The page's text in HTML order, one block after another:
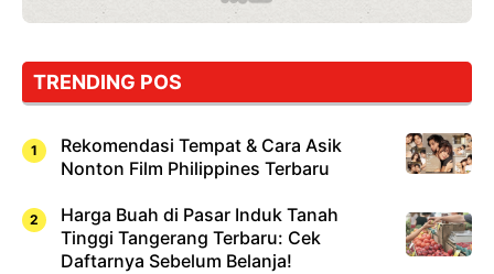
TRENDING POS
Rekomendasi Tempat & Cara Asik
Nonton Film Philippines Terbaru
Harga Buah di Pasar Induk Tanah
Tinggi Tangerang Terbaru: Cek
Daftarnya Sebelum Belanja!